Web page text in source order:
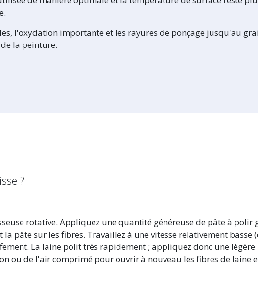
l'oxydation importante et les rayures de ponçage jusqu'au
la peinture.
?
rotative. Appliquez une quantité généreuse de pâte à polir
pâte sur les fibres. Travaillez à une vitesse relativement basse
La laine polit très rapidement ; appliquez donc une légère
ou de l'air comprimé pour ouvrir à nouveau les fibres de laine